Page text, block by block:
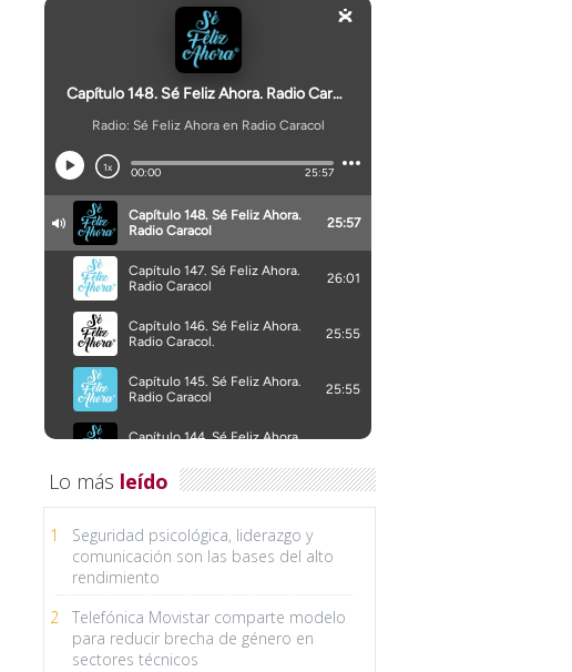
Lo más leído
1
Seguridad psicológica, liderazgo y
comunicación son las bases del alto
rendimiento
2
Telefónica Movistar comparte modelo
para reducir brecha de género en
sectores técnicos